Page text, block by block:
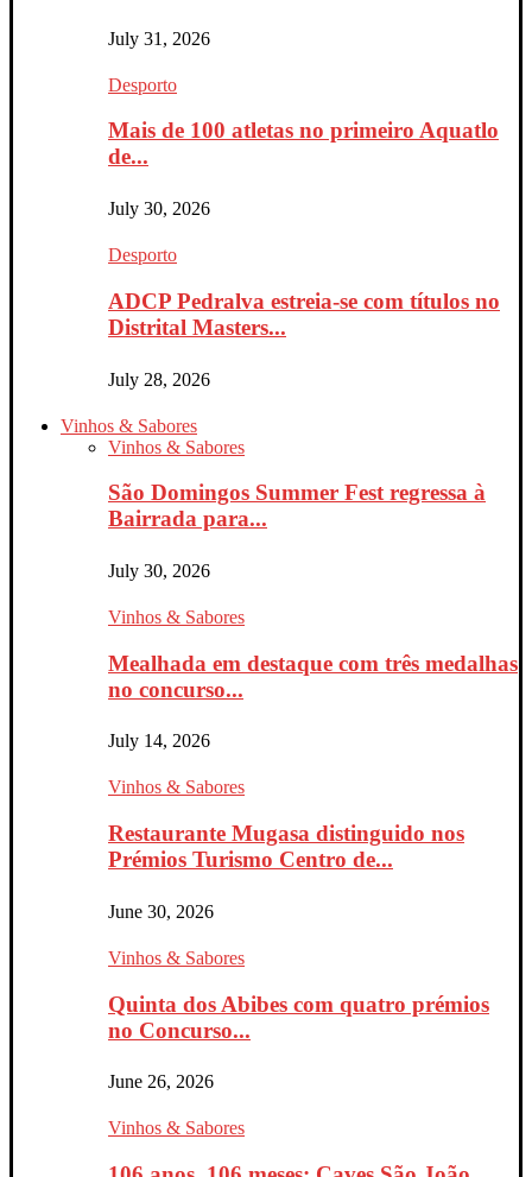
July 31, 2026
Desporto
Mais de 100 atletas no primeiro Aquatlo
de...
July 30, 2026
Desporto
ADCP Pedralva estreia-se com títulos no
Distrital Masters...
July 28, 2026
Vinhos & Sabores
Vinhos & Sabores
São Domingos Summer Fest regressa à
Bairrada para...
July 30, 2026
Vinhos & Sabores
Mealhada em destaque com três medalhas
no concurso...
July 14, 2026
Vinhos & Sabores
Restaurante Mugasa distinguido nos
Prémios Turismo Centro de...
June 30, 2026
Vinhos & Sabores
Quinta dos Abibes com quatro prémios
no Concurso...
June 26, 2026
Vinhos & Sabores